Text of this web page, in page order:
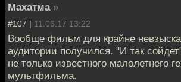
Махатма »
#107 | 11.06.17 13:22
Вообще фильм для крайне
аудитории получился. "И так
не только известного малолетнего
мультфильма.